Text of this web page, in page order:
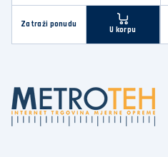
Zatraži ponudu
U korpu